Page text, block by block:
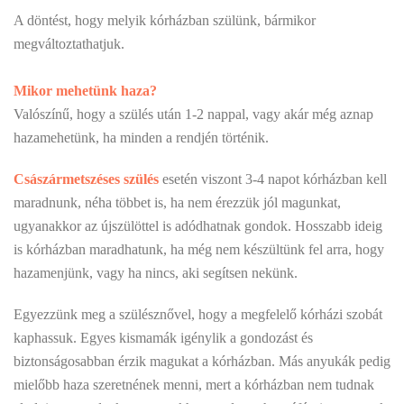
A döntést, hogy melyik kórházban szülünk, bármikor
megváltoztathatjuk.
Mikor mehetünk haza?
Valószínű, hogy a szülés után 1-2 nappal, vagy akár még aznap
hazamehetünk, ha minden a rendjén történik.
Császármetszéses szülés esetén viszont 3-4 napot kórházban kell
maradnunk, néha többet is, ha nem érezzük jól magunkat,
ugyanakkor az újszülöttel is adódhatnak gondok. Hosszabb ideig
is kórházban maradhatunk, ha még nem készültünk fel arra, hogy
hazamenjünk, vagy ha nincs, aki segítsen nekünk.
Egyezzünk meg a szülésznővel, hogy a megfelelő kórházi szobát
kaphassuk. Egyes kismamák igénylik a gondozást és
biztonságosabban érzik magukat a kórházban. Más anyukák pedig
mielőbb haza szeretnének menni, mert a kórházban nem tudnak